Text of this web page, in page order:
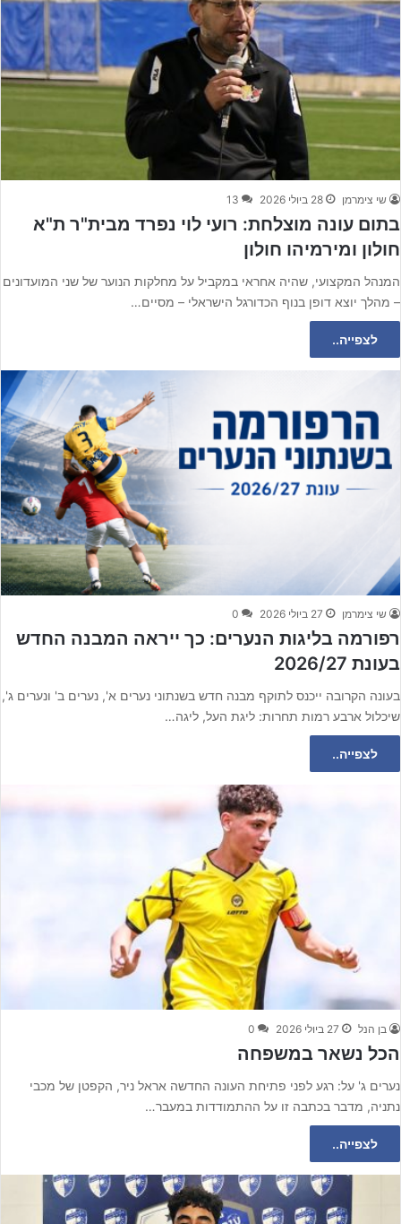
שי צימרמן 28 ביולי 2026 13
בתום עונה מוצלחת: רועי לוי נפרד מבית"ר ת"א
חולון ומירמיהו חולון
המנהל המקצועי, שהיה אחראי במקביל על מחלקות הנוער של שני המועדונים
– מהלך יוצא דופן בנוף הכדורגל הישראלי – מסיים…
לצפייה..
שי צימרמן 27 ביולי 2026 0
רפורמה בליגות הנערים: כך ייראה המבנה החדש
בעונת 2026/27
בעונה הקרובה ייכנס לתוקף מבנה חדש בשנתוני נערים א', נערים ב' ונערים ג',
שיכלול ארבע רמות תחרות: ליגת העל, ליגה…
לצפייה..
בן הנל 27 ביולי 2026 0
הכל נשאר במשפחה
נערים ג' על: רגע לפני פתיחת העונה החדשה אראל ניר, הקפטן של מכבי
נתניה, מדבר בכתבה זו על ההתמודדות במעבר…
לצפייה..